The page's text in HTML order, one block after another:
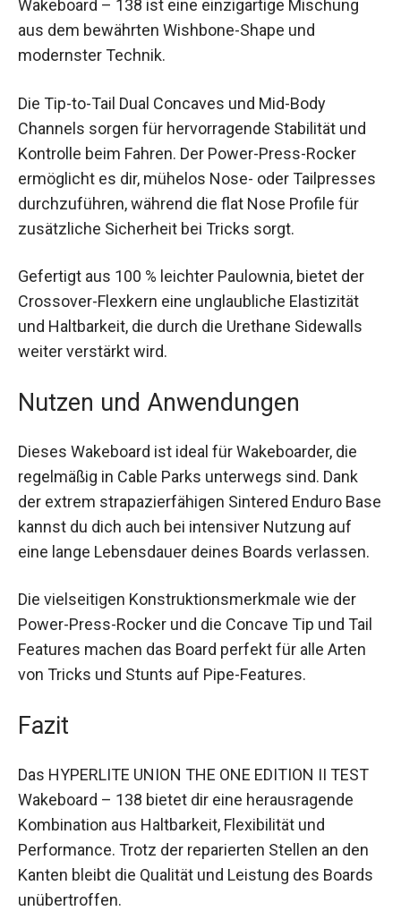
Wakeboard – 138 ist eine einzigartige Mischung
aus dem bewährten Wishbone-Shape und
modernster Technik.
Die Tip-to-Tail Dual Concaves und Mid-Body
Channels sorgen für hervorragende Stabilität und
Kontrolle beim Fahren. Der Power-Press-Rocker
ermöglicht es dir, mühelos Nose- oder Tailpresses
durchzuführen, während die flat Nose Profile für
zusätzliche Sicherheit bei Tricks sorgt.
Gefertigt aus 100 % leichter Paulownia, bietet der
Crossover-Flexkern eine unglaubliche Elastizität
und Haltbarkeit, die durch die Urethane Sidewalls
weiter verstärkt wird.
Nutzen und Anwendungen
Dieses Wakeboard ist ideal für Wakeboarder, die
regelmäßig in Cable Parks unterwegs sind. Dank
der extrem strapazierfähigen Sintered Enduro Base
kannst du dich auch bei intensiver Nutzung auf
eine lange Lebensdauer deines Boards verlassen.
Die vielseitigen Konstruktionsmerkmale wie der
Power-Press-Rocker und die Concave Tip und Tail
Features machen das Board perfekt für alle Arten
von Tricks und Stunts auf Pipe-Features.
Fazit
Das HYPERLITE UNION THE ONE EDITION II TEST
Wakeboard – 138 bietet dir eine herausragende
Kombination aus Haltbarkeit, Flexibilität und
Performance. Trotz der reparierten Stellen an den
Kanten bleibt die Qualität und Leistung des Boards
unübertroffen.